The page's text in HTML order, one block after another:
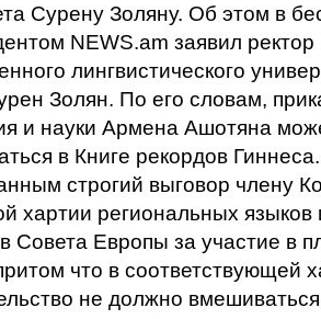
Сурену Золяну. Об этом в
NEWS.am заявил ректор
лингвистического
Золян. По его словам,
и науки Армена Ашотяна
в Книге рекордов
строгий выговор члену
хартии региональных языков
Совета Европы за участие в
что в соответствующей
не должно